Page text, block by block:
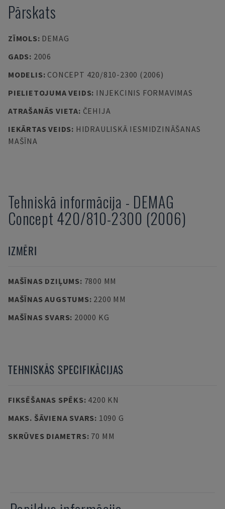
Pārskats
ZĪMOLS: DEMAG
GADS: 2006
MODELIS: CONCEPT 420/810-2300 (2006)
PIELIETOJUMA VEIDS: INJEKCINIS FORMAVIMAS
ATRAŠANĀS VIETA: ČEHIJA
IEKĀRTAS VEIDS: HIDRAULISKĀ IESMIDZINĀŠANAS
MAŠĪNA
Tehniskā informācija - DEMAG
Concept 420/810-2300 (2006)
IZMĒRI
MAŠĪNAS DZIĻUMS: 7800 MM
MAŠĪNAS AUGSTUMS: 2200 MM
MAŠĪNAS SVARS: 20000 KG
TEHNISKĀS SPECIFIKĀCIJAS
FIKSĒŠANAS SPĒKS: 4200 KN
MAKS. ŠĀVIENA SVARS: 1090 G
SKRŪVES DIAMETRS: 70 MM